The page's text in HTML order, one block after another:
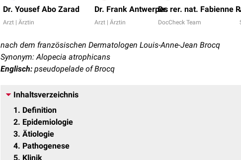
Dr. Yousef Abo Zarad
Arzt | Ärztin
Dr. Frank Antwerpes
Arzt | Ärztin
Dr. rer. nat. Fabienne
DocCheck Team
nach dem französischen Dermatologen Louis-Anne-Jean Brocq
Synonym: Alopecia atrophicans
Englisch: pseudopelade of Brocq
Inhaltsverzeichnis
1
Definition
2 Epidemiologie
3 Ätiologie
4 Pathogenese
5 Klinik